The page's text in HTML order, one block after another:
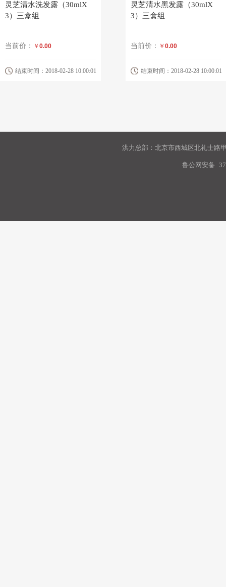
灵芝清水洗发露（30mlX
3）三盒组
当前价： ￥ 0.00
结束时间：2018-02-28 10:00:01
灵芝清水黑发露（30mlX
3）三盒组
当前价： ￥ 0.00
结束时间：2018-02-28 10:00:01
洪力总部：北京市西城区北礼士路
鲁公网安备